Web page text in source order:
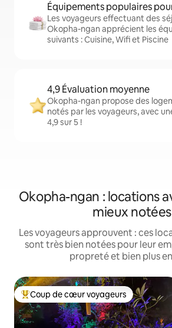
Équipements populaires
Les voyageurs effectuant des
Okopha-ngan apprécient les
suivants : Cuisine, Wifi et Piscine
4,9 Évaluation moyenne
Okopha-ngan propose des
notés par les voyageurs, avec
4,9 sur 5 !
Okopha-ngan : locations
mieux notées
Les voyageurs approuvent : ces
sont très bien notées pour leur
propreté et bien plus
Coups de cœur voyageurs les plus
Coup de cœur voyageurs